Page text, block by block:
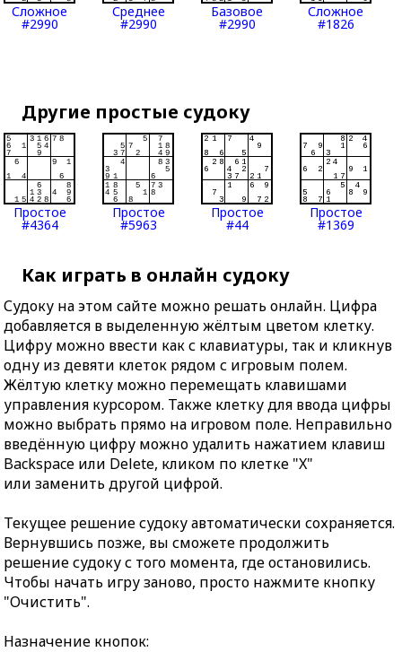
Сложное
#2990
Среднее
#2990
Базовое
#2990
Сложное
#1826
Другие простые судоку
Простое
#4364
Простое
#5963
Простое
#44
Простое
#1369
Как играть в онлайн судоку
Судоку на этом сайте можно решать онлайн. Цифра
добавляется в выделенную жёлтым цветом клетку.
Цифру можно ввести как с клавиатуры, так и кликнув
одну из девяти клеток рядом с игровым полем.
Жёлтую клетку можно перемещать клавишами
управления курсором. Также клетку для ввода цифры
можно выбрать прямо на игровом поле. Неправильно
введённую цифру можно удалить нажатием клавиш
Backspace или Delete, кликом по клетке "X"
или заменить другой цифрой.
Текущее решение судоку автоматически сохраняется.
Вернувшись позже, вы сможете продолжить
решение судоку с того момента, где остановились.
Чтобы начать игру заново, просто нажмите кнопку
"Очистить".
Назначение кнопок: